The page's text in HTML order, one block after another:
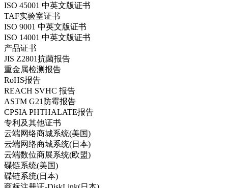
ISO 45001 中英文版证书
TAF实验室证书
ISO 9001 中英文版证书
ISO 14001 中英文版证书
产品证书
JIS Z2801抗菌报告
重金属检测报告
RoHS报告
REACH SVHC 报告
ASTM G21防霉报告
CPSIA PHTHALATE报告
专利及其他证书
云端网络商城系统(美国)
云端网络商城系统(日本)
云端数位商展系统(欧盟)
碟链系统(美国)
碟链系统(日本)